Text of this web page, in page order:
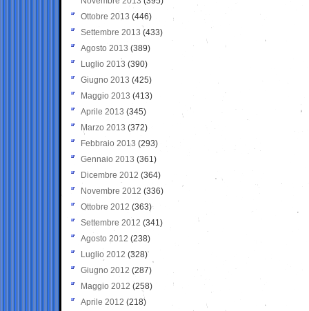
Ottobre 2013 (446)
Settembre 2013 (433)
Agosto 2013 (389)
Luglio 2013 (390)
Giugno 2013 (425)
Maggio 2013 (413)
Aprile 2013 (345)
Marzo 2013 (372)
Febbraio 2013 (293)
Gennaio 2013 (361)
Dicembre 2012 (364)
Novembre 2012 (336)
Ottobre 2012 (363)
Settembre 2012 (341)
Agosto 2012 (238)
Luglio 2012 (328)
Giugno 2012 (287)
Maggio 2012 (258)
Aprile 2012 (218)